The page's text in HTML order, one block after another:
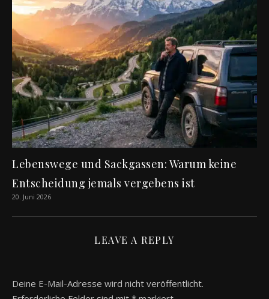
Lebenswege und Sackgassen: Warum keine
Entscheidung jemals vergebens ist
20. Juni 2026
LEAVE A REPLY
Deine E-Mail-Adresse wird nicht veröffentlicht.